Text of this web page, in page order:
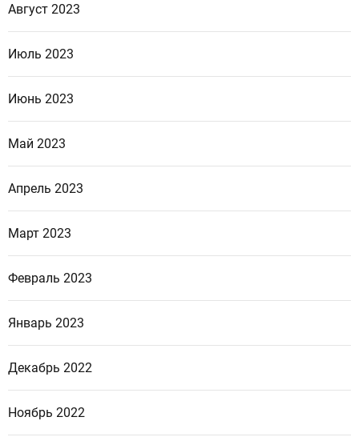
Август 2023
Июль 2023
Июнь 2023
Май 2023
Апрель 2023
Март 2023
Февраль 2023
Январь 2023
Декабрь 2022
Ноябрь 2022